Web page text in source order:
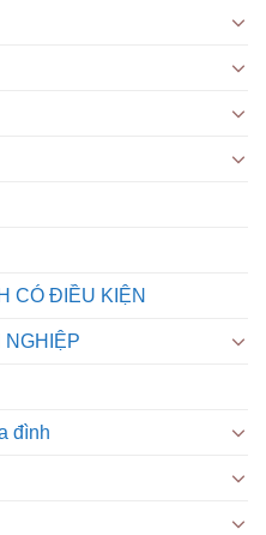
CÓ ĐIỀU KIỆN
đình